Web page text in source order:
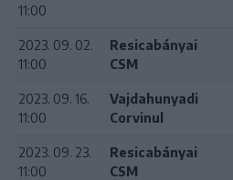
11:00
2023. 09. 02.
11:00
Resicabányai
CSM
2023. 09. 16.
11:00
Vajdahunyadi
Corvinul
2023. 09. 23.
11:00
Resicabányai
CSM